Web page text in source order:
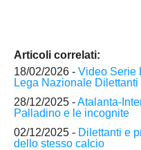
Articoli correlati:
18/02/2026 - Video Serie
Lega Nazionale Dilettanti
28/12/2025 -Atalanta-
Palladino e le incognite
02/12/2025 - Dilettanti e
dello stesso calcio